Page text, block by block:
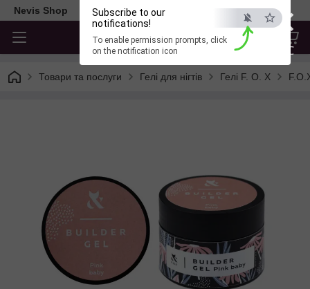
×
ESC
Subscribe to our
notifications!
To enable permission prompts, click
on the notification icon
Nevis Shop
Товари та послуги Гелі для нігтів Гелі F. O. X